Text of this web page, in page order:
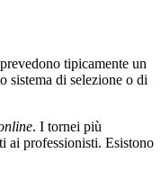
tipicamente un
sistema di selezione o di
. I tornei più
ai professionisti. Esistono